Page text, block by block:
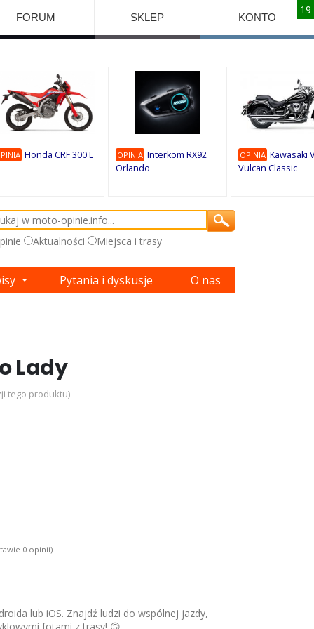
FORUM SKLEP KONTO
10
10
8
7
1
Honda CRF 300 L
9
OPINIA Interkom RX92
Orlando
10
OPINIA Kawasaki
Vulcan Classic
10
9
9
Aktualności Miejsca i trasy
Pytania i dyskusje O nas
Lady
tego produktu)
0 opinii)
lub iOS. Znajdź ludzi do wspólnej jazdy,